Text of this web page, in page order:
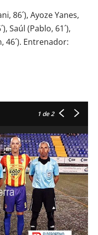
86´), Ayoze Yanes,
Saúl (Pablo, 61´),
46´). Entrenador:
1 de 2